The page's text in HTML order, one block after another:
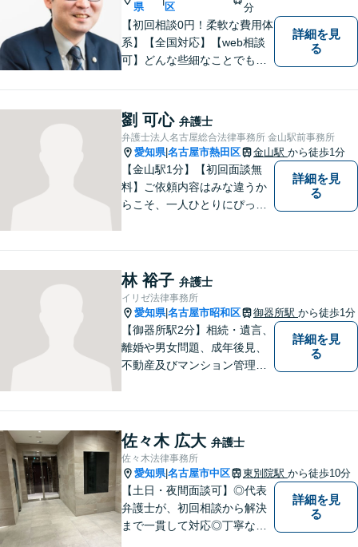
県
区
分
【初回相談0円！柔軟な費用体
系】【全国対応】【web相談
可】どんな些細なことでもお
ターネット／削除請求や開示
請求、利用規約などのトラブ
ルはお任せ！相続／感情面の
納得感を重視します。
詳細を見
る
劉 可心 弁護士
弁護士法人名古屋総合法律事務所 金山駅前事務所
愛知県|名古屋市熱田区 金山駅 から徒歩1分
【金山駅1分】【初回面談無
料】ご依頼内容はみな違うか
らこそ、一人ひとりにぴった
ます。誰にも話せず抱えてき
た不安を、どうぞお聞かせく
ださい。【電話・WEB相談も
対応可能】
詳細を見
る
林 裕子 弁護士
イリゼ法律事務所
愛知県|名古屋市昭和区 御器所駅 から徒歩1分
【御器所駅2分】相続・遺言、
離婚や男女問題、成年後見、
不動産及びマンション管理な
い、丁寧な説明と迅速な対応
を心がけております。【完全
個室】【法テラス利用可】
詳細を見
る
佐々木 広大 弁護士
佐々木法律事務所
愛知県|名古屋市中区 東別院駅 から徒歩10分
【土日・夜間面談可】◎代表
弁護士が、初回相談から解決
まで一貫して対応◎丁寧な対
詳細を見
る